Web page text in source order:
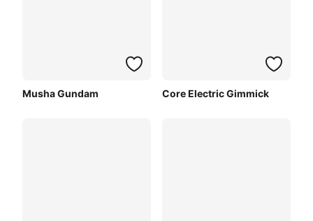
Musha Gundam Core Electric Gimmick